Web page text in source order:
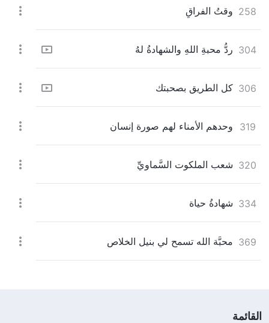
258 وقتُ الفراقِ
304 ردُّ محبةِ اللهِ والشهادةُ لهُ‎
306 كل الطريق بصحبتك
319 وحدهم الأمناء لهم صورة إنسان
320 شعب الملكوت السَّماويِّ
334 شهادةُ حياة
369 محبَّة الله تسمح لي بنيل الخلاص
القائمة